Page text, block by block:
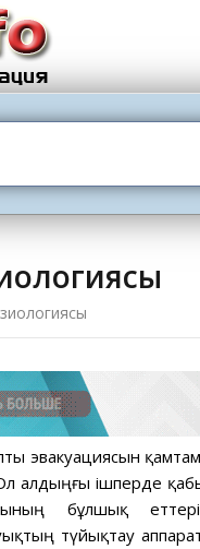
эвакуациясын
алдыңғы ішперде
бұлшық
түйықтау